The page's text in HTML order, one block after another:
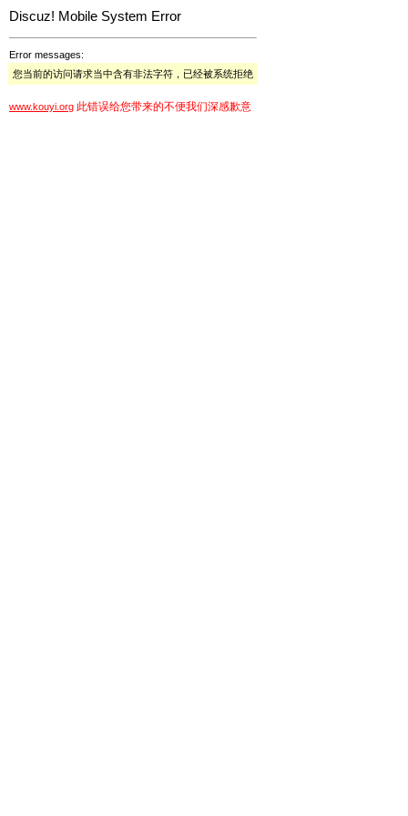
Discuz! Mobile System Error
Error messages:
您当前的访问请求当中含有非法字符，已经被系统拒绝
www.kouyi.org 此错误给您带来的不便我们深感歉意